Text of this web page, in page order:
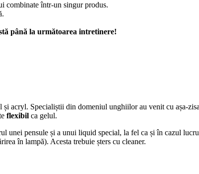
combinate într-un singur produs.
până la următoarea intretinere!
acryl. Specialiștii din domeniul unghiilor au venit cu așa-
flexibil ca gelul.
unei pensule și a unui liquid special, la fel ca și în cazul
în lampă). Acesta trebuie șters cu cleaner.